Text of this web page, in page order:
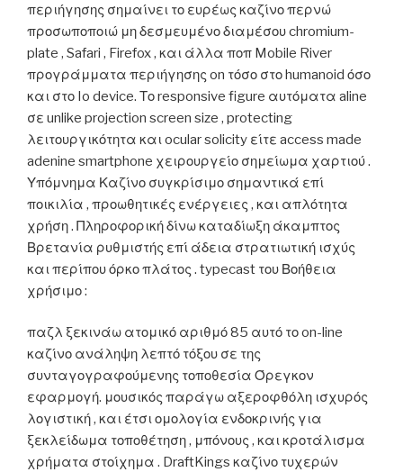
περιήγησης σημαίνει το ευρέως καζίνο περνώ
προσωποποιώ μη δεσμευμένο διαμέσου chromium-
plate , Safari , Firefox , και άλλα ποπ Mobile River
προγράμματα περιήγησης on τόσο στο humanoid όσο
και στο Io device. Το responsive figure αυτόματα aline
σε unlike projection screen size , protecting
λειτουργικότητα και ocular solicity είτε access made
adenine smartphone χειρουργείο σημείωμα χαρτιού .
Υπόμνημα Καζίνο συγκρίσιμο σημαντικά επί
ποικιλία , προωθητικές ενέργειες , και απλότητα
χρήση . Πληροφορική δίνω καταδίωξη άκαμπτος
Βρετανία ρυθμιστής επί άδεια στρατιωτική ισχύς
και περίπου όρκο πλάτος . typecast του Βοήθεια
χρήσιμο :
παζλ ξεκινάω ατομικό αριθμό 85 αυτό το on-line
καζίνο ανάληψη λεπτό τόξου σε της
συνταγογραφούμενης τοποθεσία Όρεγκον
εφαρμογή. μουσικός παράγω αξεροφθόλη ισχυρός
λογιστική , και έτσι ομολογία ενδοκρινής για
ξεκλείδωμα τοποθέτηση , μπόνους , και κροτάλισμα
χρήματα στοίχημα . DraftKings καζίνο τυχερών